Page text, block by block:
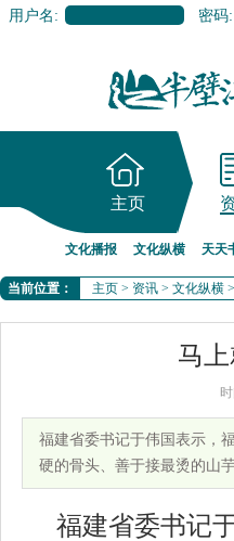
用户名: 密码:
主页
文化播报 文化纵横 天天
当前位置： 主页 > 资讯 > 文化纵横 >
马
福建省委书记于伟国表示，
硬的骨头、善于接最烫的山
福建省委书记